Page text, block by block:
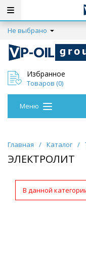
Не выбрано
Избранное
Товаров (0)
Меню
Главная / Каталог /
ЭЛЕКТРОЛИТ
В данной